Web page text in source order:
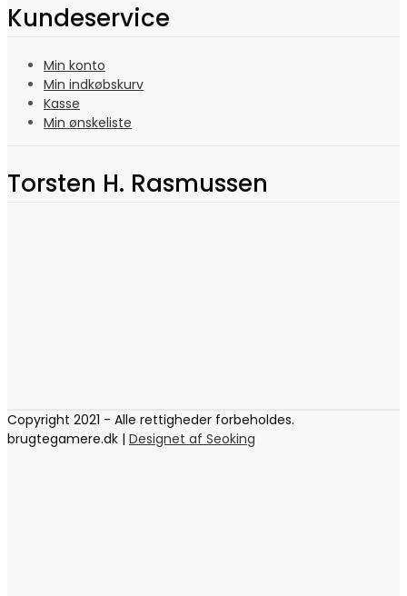
Kundeservice
Min konto
Min indkøbskurv
Kasse
Min ønskeliste
Torsten H. Rasmussen
Copyright 2021 - Alle rettigheder forbeholdes.
brugtegamere.dk | Designet af Seoking